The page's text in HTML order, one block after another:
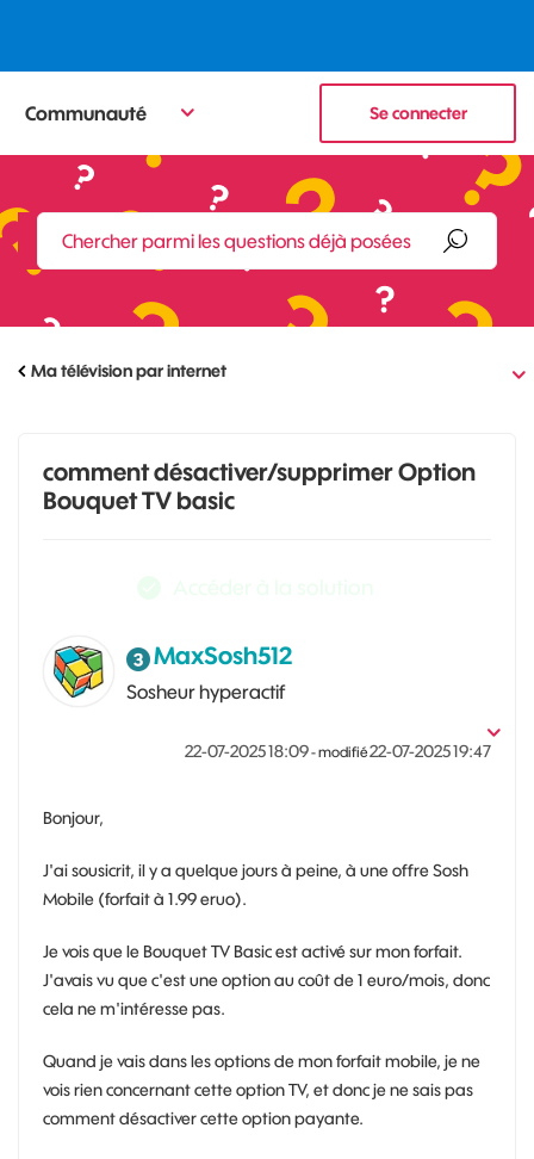
Communauté Se connecter
Ma télévision par internet
comment désactiver/supprimer Option
Bouquet TV basic
MaxSosh512
Sosheur hyperactif
‎22-07-202518:09- modifié‎22-07-202519:47
Bonjour,
J'ai sousicrit, il y a quelque jours à peine, à une offre Sosh
Mobile (forfait à 1.99 eruo).
Je vois que le Bouquet TV Basic est activé sur mon forfait.
J'avais vu que c'est une option au coût de 1 euro/mois, donc
cela ne m'intéresse pas.
Quand je vais dans les options de mon forfait mobile, je ne
vois rien concernant cette option TV, et donc je ne sais pas
comment désactiver cette option payante.